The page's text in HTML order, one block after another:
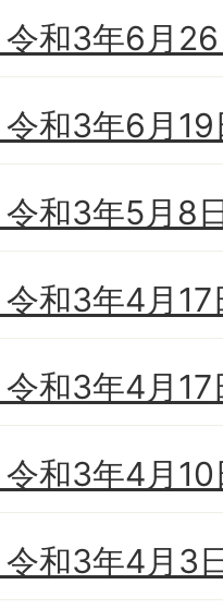
令和3年6月
和3年6月
和3年5月8
和3年4月
和3年4月
和3年4月
和3年4月3